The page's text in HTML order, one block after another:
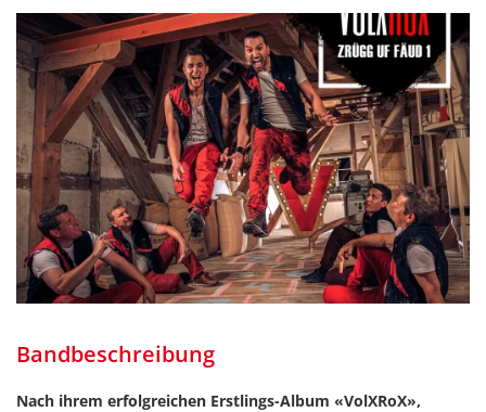
Bandbeschreibung
Nach ihrem erfolgreichen Erstlings-Album «VolXRoX»,